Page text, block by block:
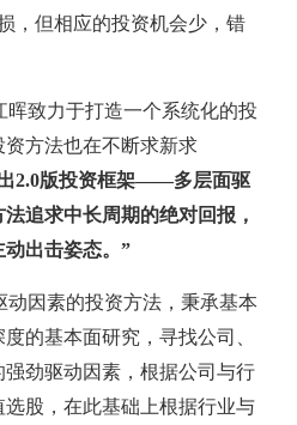
，但相应的投资机会少，错
晖致力于打造一个系统化的投
方法也在不断求新求
2.0版投资框架——多层面驱
追求中长周期的绝对回报，
出击姿态。”
动因素的投资方法，秉承基本
的基本面研究，寻找公司、
劲驱动因素，根据公司与行
股，在此基础上根据行业与